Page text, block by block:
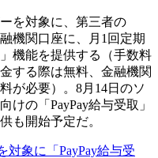
を対象に、第三者の
機関口座に、月1回定期
機能を提供する（手数料
する際は無料、金融機関
が必要）。8月14日のソ
けの「PayPay給与受取」
も開始予定だ。
対象に「PayPay給与受